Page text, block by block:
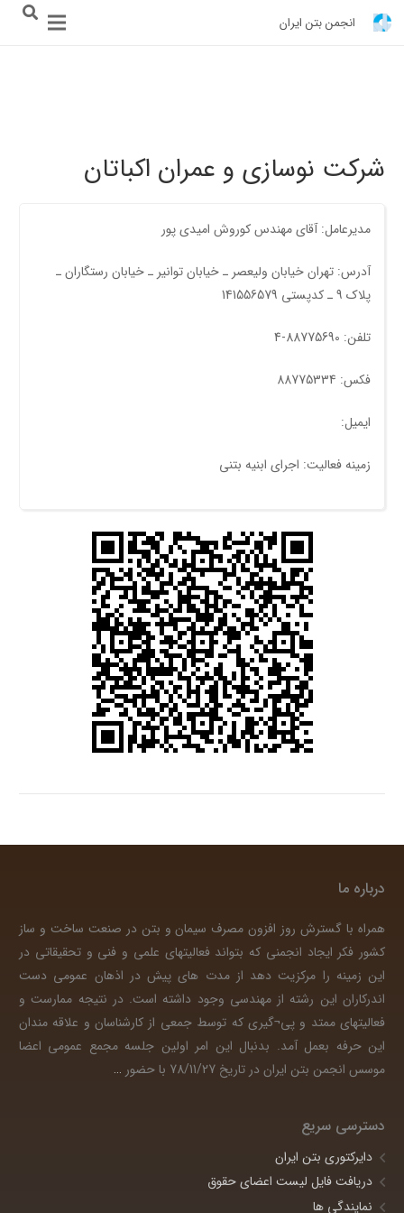
انجمن بتن ایران
شرکت نوسازی و عمران اکباتان
مدیرعامل: آقای مهندس کوروش اميدی پور
آدرس: تهران خیابان ولیعصر ـ خیابان توانیر ـ خیابان رستگاران ـ
پلاک 9 ـ کدپستی 141556579
تلفن: 88775690-4
فکس: 88775334
ایمیل:
زمینه فعالیت: اجرای ابنیه بتنی
درباره ما
همراه با گسترش روز افزون مصرف سیمان و بتن در صنعت ساخت و ساز
کشور فکر ایجاد انجمنی که بتواند فعالیتهای علمی و فنی و تحقیقاتی در
این زمینه را مرکزیت دهد از مدت های پیش در اذهان عمومی دست
اندرکاران این رشته از مهندسی وجود داشته است. در نتیجه ممارست و
فعالیتهای ممتد و پی¬گیری که توسط جمعی از کارشناسان و علاقه مندان
این حرفه بعمل آمد. بدنبال این امر اولین جلسه مجمع عمومی اعضا
موسس انجمن بتن ایران در تاریخ 78/11/27 با حضور
…
دسترسی سریع
دایرکتوری بتن ایران
دریافت فایل لیست اعضای حقوق
نمایندگی ها